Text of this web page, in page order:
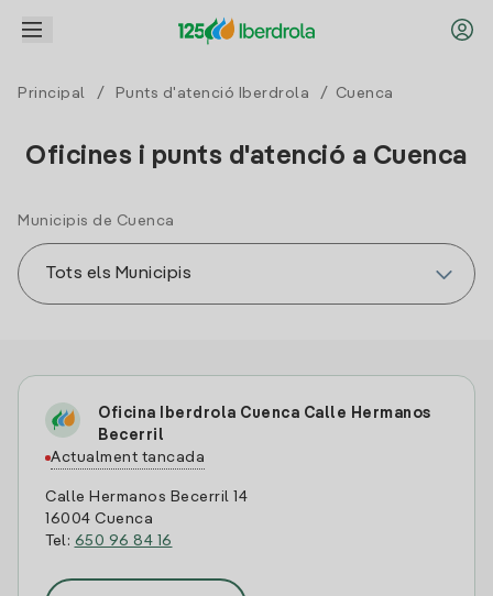
Principal / Punts d'atenció Iberdrola / Cuenca
Oficines i punts d'atenció a Cuenca
Municipis de Cuenca
Oficina Iberdrola Cuenca Calle Hermanos
Becerril
Actualment tancada
Calle Hermanos Becerril 14
16004 Cuenca
Tel: 650 96 84 16